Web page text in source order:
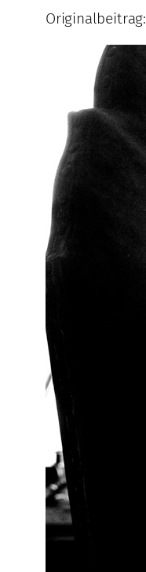
Originalbeitrag: